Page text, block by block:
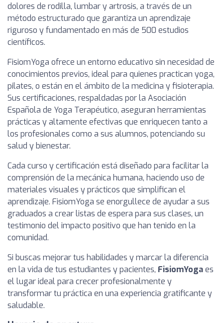
dolores de rodilla, lumbar y artrosis, a través de un
método estructurado que garantiza un aprendizaje
riguroso y fundamentado en más de 500 estudios
científicos.
FisiomYoga ofrece un entorno educativo sin necesidad de
conocimientos previos, ideal para quienes practican yoga,
pilates, o están en el ámbito de la medicina y fisioterapia.
Sus certificaciones, respaldadas por la Asociación
Española de Yoga Terapéutico, aseguran herramientas
prácticas y altamente efectivas que enriquecen tanto a
los profesionales como a sus alumnos, potenciando su
salud y bienestar.
Cada curso y certificación está diseñado para facilitar la
comprensión de la mecánica humana, haciendo uso de
materiales visuales y prácticos que simplifican el
aprendizaje. FisiomYoga se enorgullece de ayudar a sus
graduados a crear listas de espera para sus clases, un
testimonio del impacto positivo que han tenido en la
comunidad.
Si buscas mejorar tus habilidades y marcar la diferencia
en la vida de tus estudiantes y pacientes, FisiomYogaes
el lugar ideal para crecer profesionalmente y
transformar tu práctica en una experiencia gratificante y
saludable.